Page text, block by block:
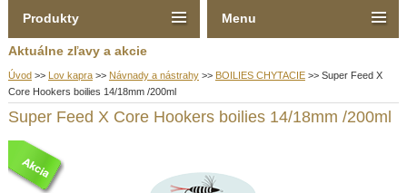
Aktuálne zľavy a akcie
Úvod >> Lov kapra >> Návnady a nástrahy >> BOILIES CHYTACIE >> Super Feed X
Core Hookers boilies 14/18mm /200ml
Super Feed X Core Hookers boilies 14/18mm /200ml
Produkty Menu